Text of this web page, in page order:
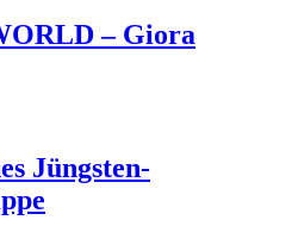
– Giora
Jüngsten-